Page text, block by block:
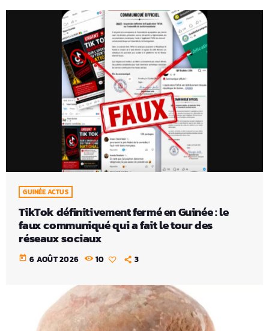
GUINÉE ACTUS
TikTok définitivement fermé en Guinée : le
faux communiqué qui a fait le tour des
réseaux sociaux
today 6 AOÛT 2026 10 3